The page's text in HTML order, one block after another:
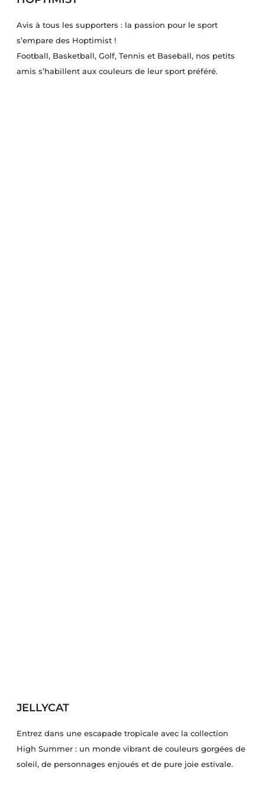
Avis à tous les supporters : la passion pour le sport
s’empare des Hoptimist !
Football, Basketball, Golf, Tennis et Baseball, nos petits
amis s’habillent aux couleurs de leur sport préféré.
JELLYCAT
Entrez dans une escapade tropicale avec la collection
High Summer : un monde vibrant de couleurs gorgées de
soleil, de personnages enjoués et de pure joie estivale.